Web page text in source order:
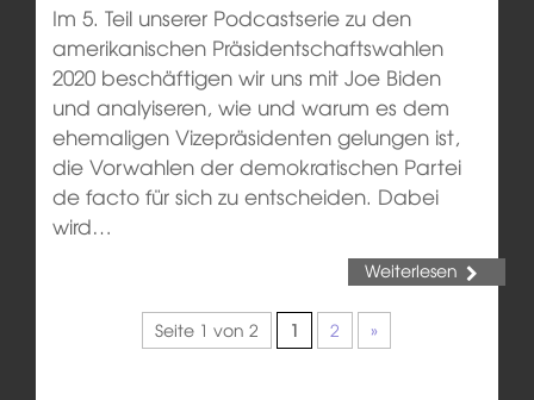
Im 5. Teil unserer Podcastserie zu den
amerikanischen Präsidentschaftswahlen
2020 beschäftigen wir uns mit Joe Biden
und analyiseren, wie und warum es dem
ehemaligen Vizepräsidenten gelungen ist,
die Vorwahlen der demokratischen Partei
de facto für sich zu entscheiden. Dabei
wird…
Weiterlesen
Seite 1 von 2 1 2 »